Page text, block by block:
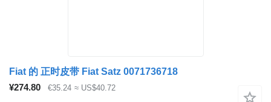
Fiat 的 正时皮带 Fiat Satz 0071736718
¥274.80
€35.24 ≈ US$40.72